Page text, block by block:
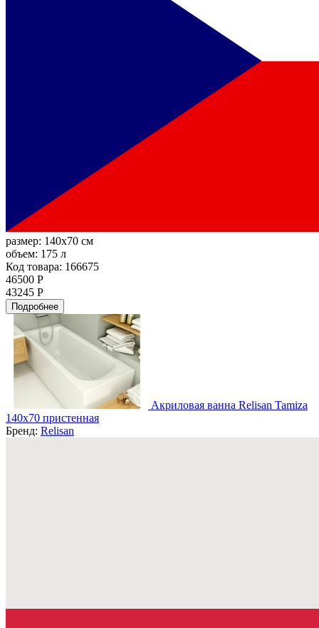
размер: 140x70 см
объем: 175 л
Код товара: 166675
46500 Р
43245 Р
Подробнее
Акриловая ванна Relisan Tamiza
140x70 пристенная
Бренд: Relisan